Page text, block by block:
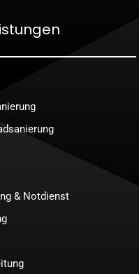
& Notdienst